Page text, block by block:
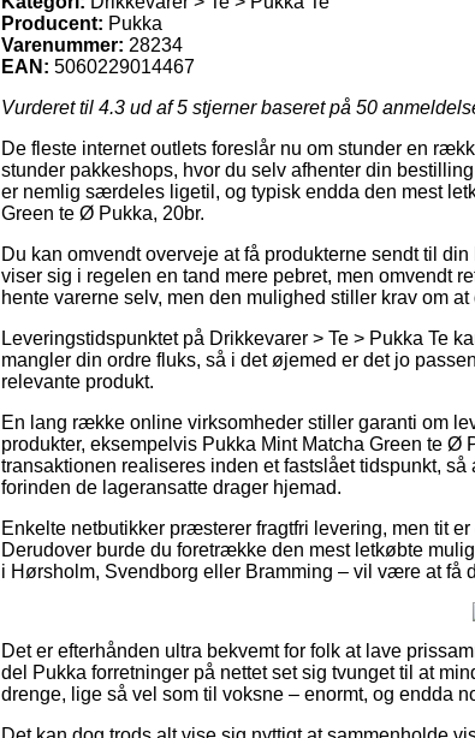
Producent: Pukka
Varenummer: 28234
EAN: 5060229014467
Vurderet til 4.3 ud af 5 stjerner baseret på 50
De fleste internet outlets foreslår nu om stunder en
stunder pakkeshops, hvor du selv afhenter din
er nemlig særdeles ligetil, og typisk endda den mest
Green te Ø Pukka, 20br.
Du kan omvendt overveje at få produkterne sendt til
viser sig i regelen en tand mere pebret, men omvendt
hente varerne selv, men den mulighed stiller krav om
Leveringstidspunktet på Drikkevarer > Te > Pukka Te
mangler din ordre fluks, så i det øjemed er det jo
relevante produkt.
En lang række online virksomheder stiller garanti om
produkter, eksempelvis Pukka Mint Matcha Green te
transaktionen realiseres inden et fastslået tidspunkt,
forinden de lageransatte drager hjemad.
Enkelte netbutikker præsterer fragtfri levering, men tit
Derudover burde du foretrække den mest letkøbte
i Hørsholm, Svendborg eller Bramming – vil være at få
Det er efterhånden ultra bekvemt for folk at lave
del Pukka forretninger på nettet set sig tvunget til at
drenge, lige så vel som til voksne – enormt, og endda